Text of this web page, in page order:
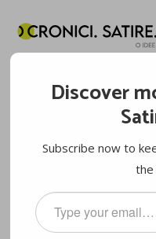
Discover
Subscribe now to
the
Type
your
email…